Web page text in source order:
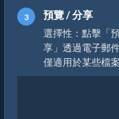
預覽 / 分享
選擇性：點擊「
享」透過電子郵
僅適用於某些檔案